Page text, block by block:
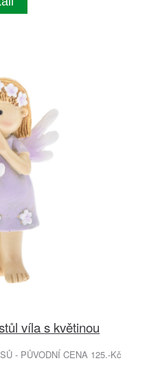
víla s květinou
- PŮVODNÍ CENA 125.-Kč